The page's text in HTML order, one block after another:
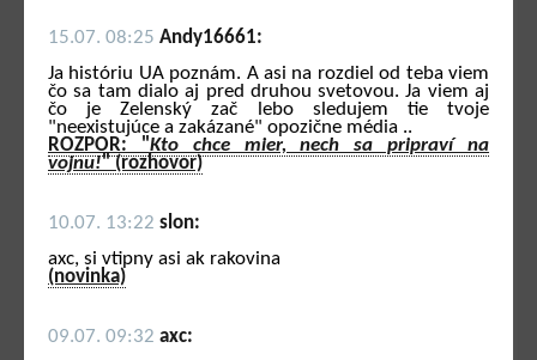
15.07. 08:25 Andy16661:
Ja históriu UA poznám. A asi na rozdiel od teba viem
čo sa tam dialo aj pred druhou svetovou. Ja viem aj
čo je Zelenský zač lebo sledujem tie tvoje
"neexistujúce a zakázané" opozične média ..
ROZPOR: "Kto chce mier, nech sa pripraví na
vojnu!" (rozhovor)
10.07. 13:22 slon:
axc, si vtipny asi ak rakovina
(novinka)
09.07. 09:32 axc: